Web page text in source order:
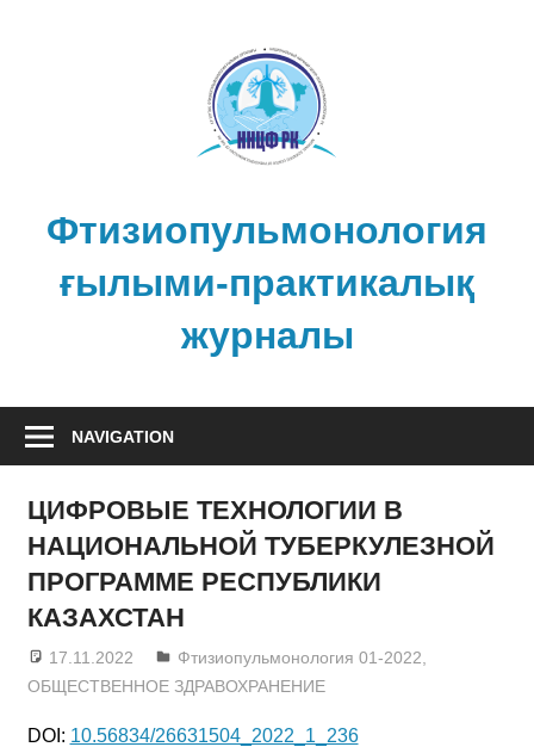
Фтизиопульмонология
ғылыми-практикалық
журналы
NAVIGATION
ЦИФРОВЫЕ ТЕХНОЛОГИИ В
НАЦИОНАЛЬНОЙ ТУБЕРКУЛЕЗНОЙ
ПРОГРАММЕ РЕСПУБЛИКИ
КАЗАХСТАН
17.11.2022 admin
Фтизиопульмонология 01-2022
ОБЩЕСТВЕННОЕ ЗДРАВОХРАНЕНИЕ
DOI: 10.56834/26631504_2022_1_236